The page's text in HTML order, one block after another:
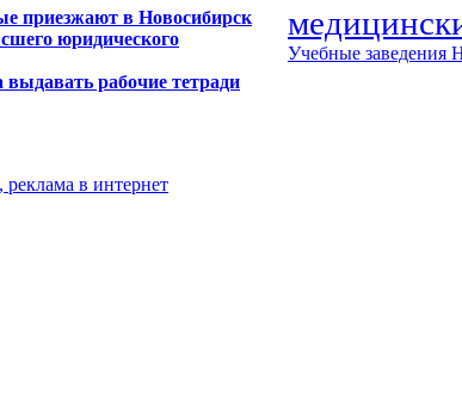
приезжают в Новосибирск
юридического
рабочие тетради
Учебные заведения
реклама в интернет